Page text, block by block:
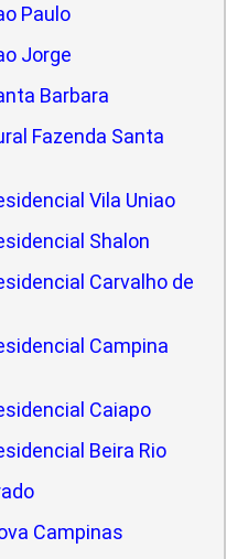
Paulo
Jorge
Barbara
Fazenda Santa
Vila Uniao
Shalon
Carvalho de
Campina
Caiapo
Beira Rio
Campinas